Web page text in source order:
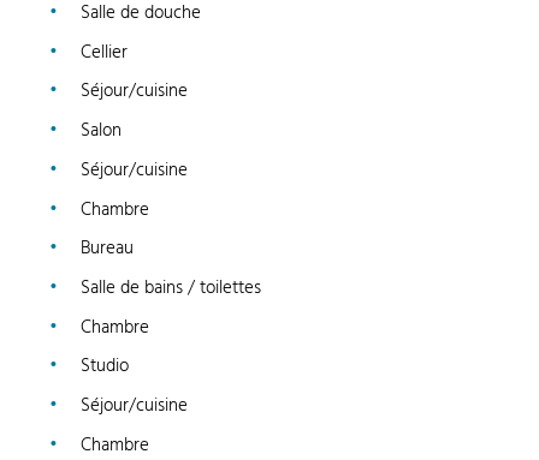
Salle de douche
Cellier
Séjour/cuisine
Salon
Séjour/cuisine
Chambre
Bureau
Salle de bains / toilettes
Chambre
Studio
Séjour/cuisine
Chambre